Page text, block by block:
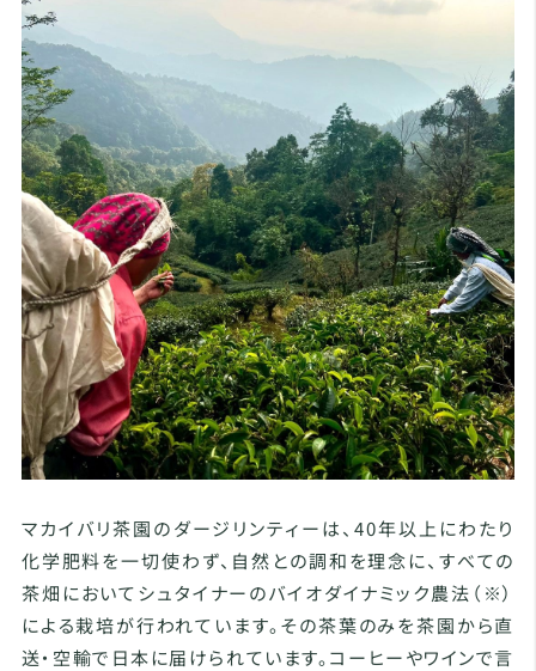
マカイバリ茶園のダージリンティーは、40年以上にわたり
化学肥料を一切使わず、自然との調和を理念に、すべての
茶畑においてシュタイナーのバイオダイナミック農法（※）
による栽培が行われています。その茶葉のみを茶園から直
送・空輸で日本に届けられています。コーヒーやワインで言